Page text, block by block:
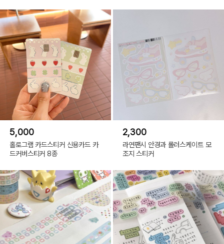
5,000
홀로그램 카드스티커 신용카드 카
드커버스티커 8종
2,300
라연팬시 안경과 롤러스케이트 모
조지 스티커